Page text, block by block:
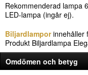
Rekommenderad lampa
LED-lampa (ingår ej).
Biljardlamporinnehåller
Produkt Biljardlampa
Omdömen och betyg